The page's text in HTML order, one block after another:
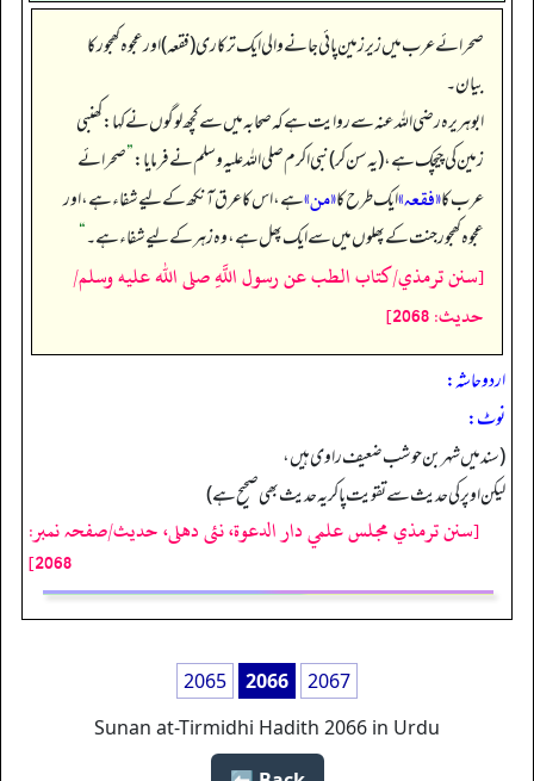
صحرائے عرب میں زیر زمین پائی جانے والی ایک ترکاری (فقعہ) اور عجوہ کھجور کا
بیان۔
ابوہریرہ رضی الله عنہ سے روایت ہے کہ صحابہ میں سے کچھ لوگوں نے کہا: کھنبی
زمین کی چیچک ہے، (یہ سن کر) نبی اکرم صلی اللہ علیہ وسلم نے فرمایا:”صحرائے
عرب کا«فقعہ»ایک طرح کا«من»ہے، اس کا عرق آنکھ کے لیے شفاء ہے، اور
عجوہ کھجور جنت کے پھلوں میں سے ایک پھل ہے، وہ زہر کے لیے شفاء ہے۔‏‏‏‏“
[سنن ترمذي/كتاب الطب عن رسول اللَّهِ صلى الله عليه وسلم/
حدیث: 2068]
اردو حاشہ:
نوٹ:
(سند میں شہر بن حوشب ضعیف راوی ہیں،
لیکن اوپر کی حدیث سے تقویت پاکر یہ حدیث بھی صحیح ہے)
[سنن ترمذي مجلس علمي دار الدعوة، نئى دهلى، حدیث/صفحہ نمبر:
2068]
2065 2066
2067
Sunan at-Tirmidhi Hadith 2066 in Urdu